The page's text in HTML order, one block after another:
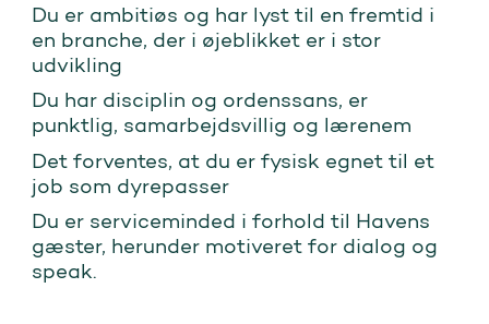
Du er ambitiøs og har lyst til en fremtid i
en branche, der i øjeblikket er i stor
udvikling
Du har disciplin og ordenssans, er
punktlig, samarbejdsvillig og lærenem
Det forventes, at du er fysisk egnet til et
job som dyrepasser
Du er serviceminded i forhold til Havens
gæster, herunder motiveret for dialog og
speak.